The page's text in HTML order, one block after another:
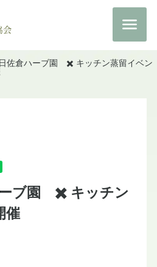
佐倉ハーブ園 ✖️ キッチン蒸留イベン
ーブ園 ✖️ キッチン
催